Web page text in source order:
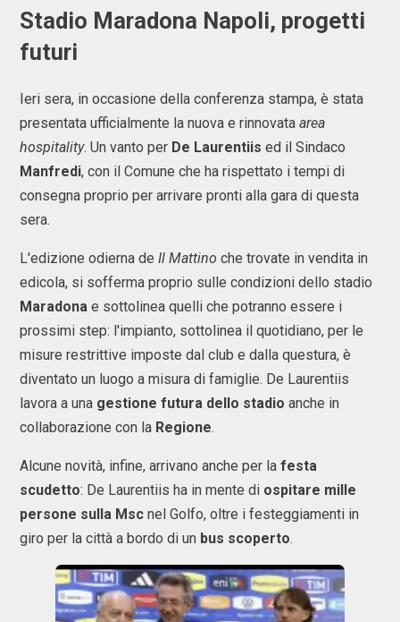
Stadio Maradona Napoli, progetti
futuri
Ieri sera, in occasione della conferenza stampa, è stata
presentata ufficialmente la nuova e rinnovata area
hospitality. Un vanto per De Laurentiis ed il Sindaco
Manfredi, con il Comune che ha rispettato i tempi di
consegna proprio per arrivare pronti alla gara di questa
sera.
L'edizione odierna de Il Mattino che trovate in vendita in
edicola, si sofferma proprio sulle condizioni dello stadio
Maradona e sottolinea quelli che potranno essere i
prossimi step: l'impianto, sottolinea il quotidiano, per le
misure restrittive imposte dal club e dalla questura, è
diventato un luogo a misura di famiglie. De Laurentiis
lavora a una gestione futura dello stadio anche in
collaborazione con la Regione.
Alcune novità, infine, arrivano anche per la festa
scudetto: De Laurentiis ha in mente di ospitare mille
persone sulla Msc nel Golfo, oltre i festeggiamenti in
giro per la città a bordo di un bus scoperto.